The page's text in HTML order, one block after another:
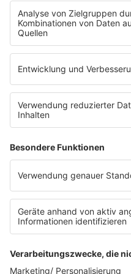
Fahrradparkhaus
Die Uniklinik Tübingen
eröffnet. Direkt an der
E-Bikes über eine
Impressum